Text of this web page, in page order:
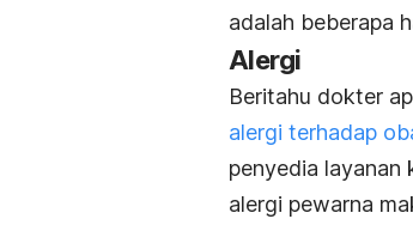
adalah beberapa
Alergi
Beritahu dokter
alergi terhadap
penyedia layanan
alergi pewarna